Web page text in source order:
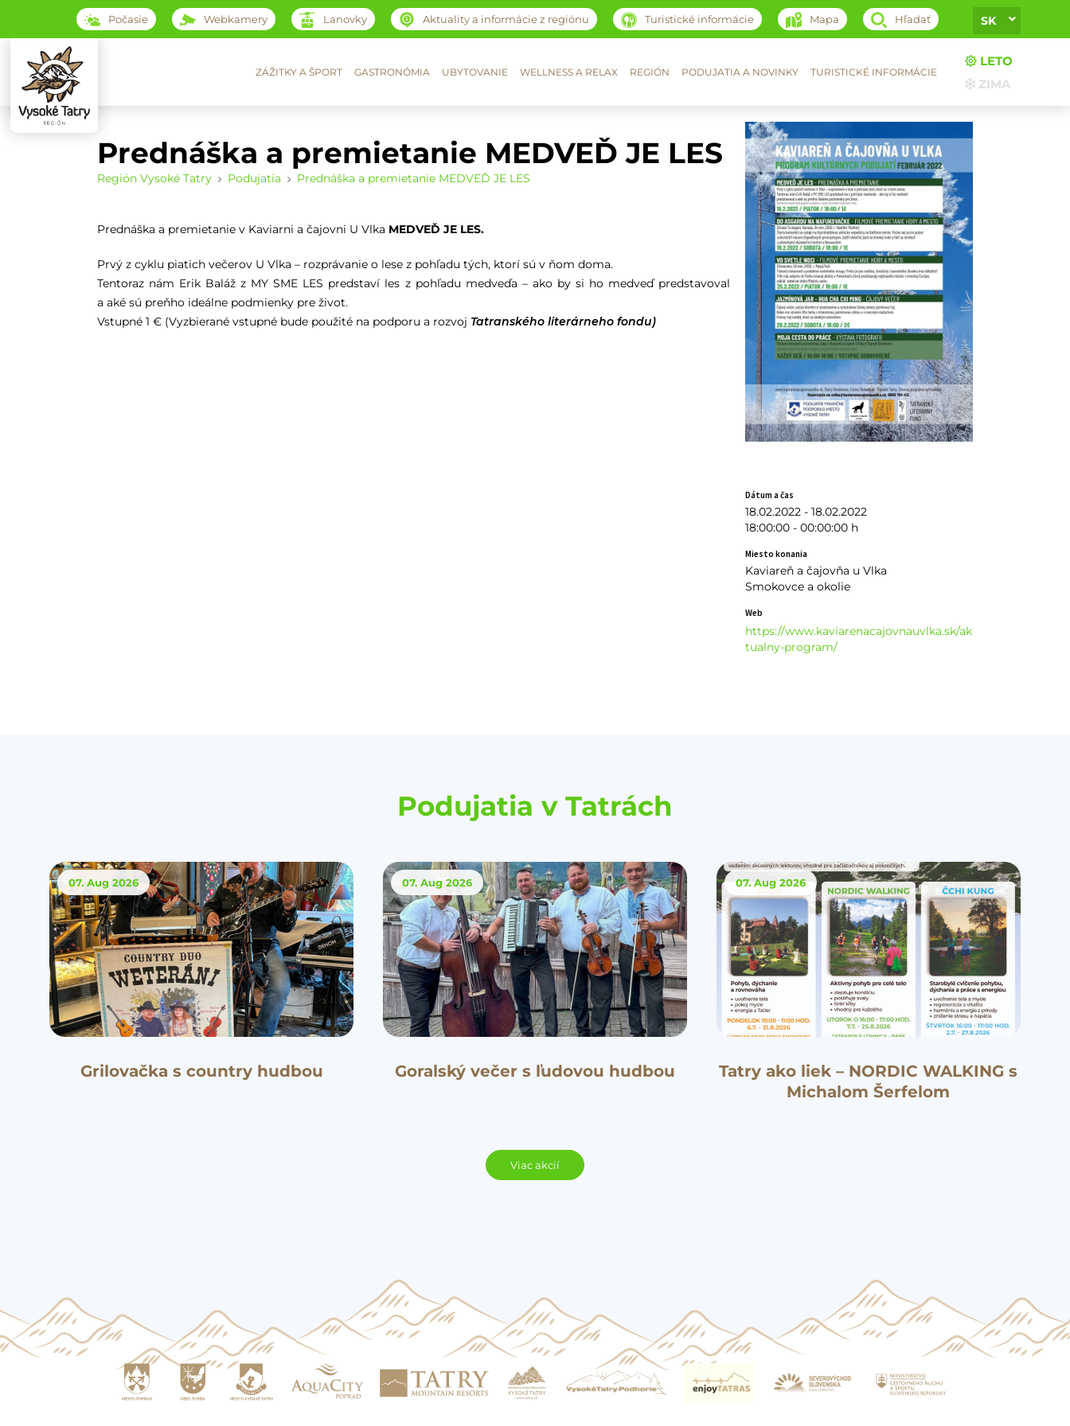
Počasie Webkamery Lanovky Aktuality a informácie z regiónu Turistické informácie Mapa Hľadať SK
ZÁŽITKY A ŠPORT GASTRONÓMIA UBYTOVANIE WELLNESS A RELAX REGIÓN PODUJATIA A NOVINKY TURISTICKÉ INFORMÁCIE
LETO
ZIMA
Prednáška a premietanie MEDVEĎ JE LES
Región Vysoké Tatry Podujatia Prednáška a premietanie MEDVEĎ JE LES
Prednáška a premietanie v Kaviarni a čajovni U Vlka MEDVEĎ JE LES.
Prvý z cyklu piatich večerov U Vlka – rozprávanie o lese z pohľadu tých, ktorí sú v ňom doma.
Tentoraz nám Erik Baláž z MY SME LES predstaví les z pohľadu medveďa – ako by si ho medveď predstavoval
a aké sú preňho ideálne podmienky pre život.
Vstupné 1 € (Vyzbierané vstupné bude použité na podporu a rozvoj Tatranského literárneho fondu)
Dátum a čas
18.02.2022 - 18.02.2022
18:00:00 - 00:00:00 h
Miesto konania
Kaviareň a čajovňa u Vlka
Smokovce a okolie
Web
https://www.kaviarenacajovnauvlka.sk/ak
tualny-program/
Podujatia v Tatrách
07. Aug 2026
Grilovačka s country hudbou
07. Aug2026
Goralský večer s ľudovou hudbou
07. Aug2026
Tatry ako liek – NORDIC WALKING s
Michalom Šerfelom
Viac akcií